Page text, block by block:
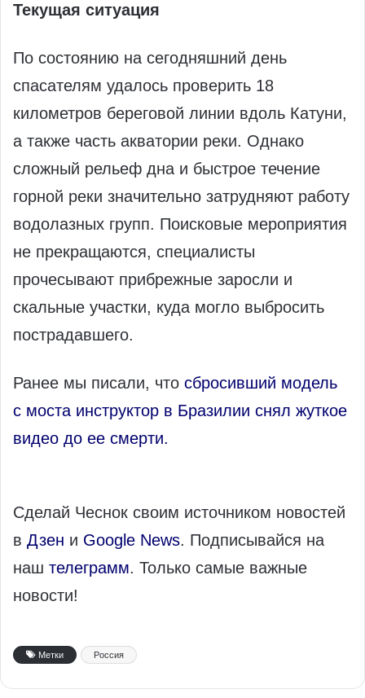
Текущая ситуация
По состоянию на сегодняшний день
спасателям удалось проверить 18
километров береговой линии вдоль Катуни,
а также часть акватории реки. Однако
сложный рельеф дна и быстрое течение
горной реки значительно затрудняют работу
водолазных групп. Поисковые мероприятия
не прекращаются, специалисты
прочесывают прибрежные заросли и
скальные участки, куда могло выбросить
пострадавшего.
Ранее мы писали, что сбросивший модель
с моста инструктор в Бразилии снял жуткое
видео до ее смерти.
Сделай Чеснок своим источником новостей
в Дзен и Google News. Подписывайся на
наш телеграмм. Только самые важные
новости!
Метки Россия